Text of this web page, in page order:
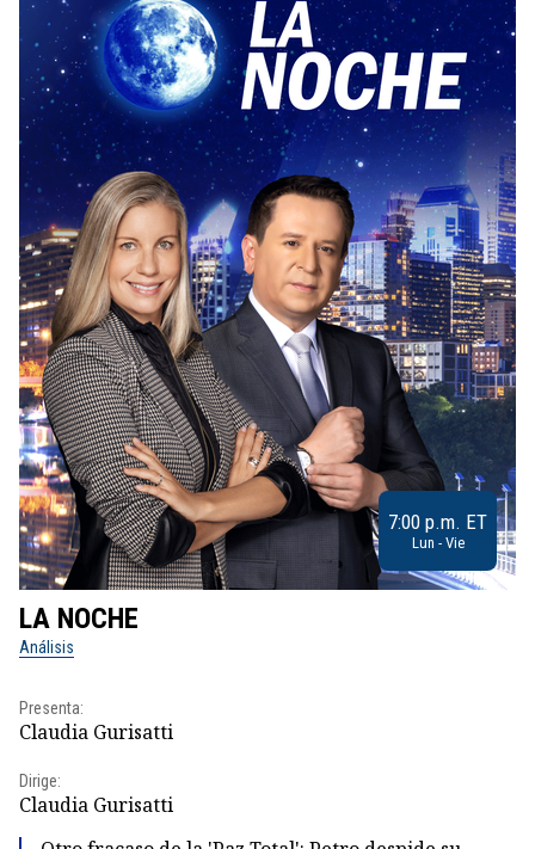
7:00 p.m. ET
Lun - Vie
LA NOCHE
Análisis
Presenta:
Claudia Gurisatti
Dirige:
Claudia Gurisatti